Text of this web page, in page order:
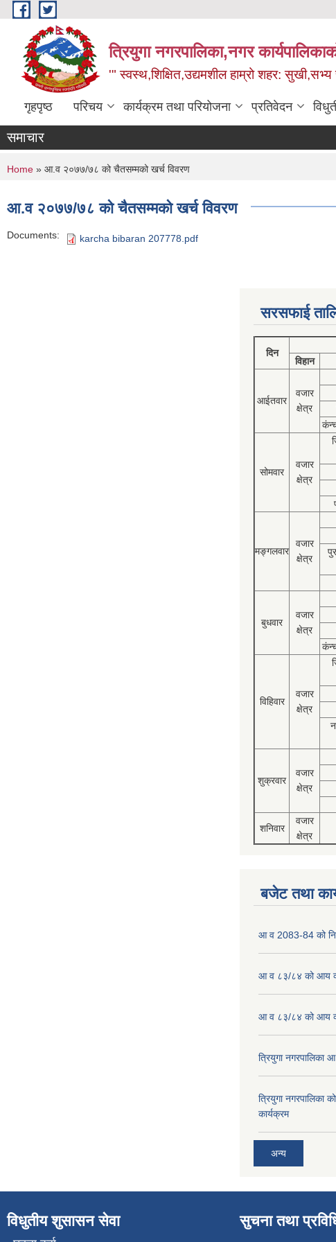
Skip to main content
त्रियुगा नगरपालिका,नगर
'" स्वस्थ,शिक्षित,उद्यमशील हाम्रो शहर:
गृहपृष्ठ परिचय कार्यक्रम तथा परियोजना प्रतिवेदन
समाचार
You are here
Home » आ.व २०७७/७८ को चैतसम्मको खर्च विवरण
आ.व २०७७/७८ को चैतसम्मको खर्च विवरण
Documents: karcha bibaran 207778.pdf
सरसफाई
दिन
विहान
आईतवार
वजार
क्षेत्र
सोमवार
वजार
क्षेत्र
मङ्गलवार
वजार
क्षेत्र
बुधवार
वजार
क्षेत्र
विहिवार
वजार
क्षेत्र
शुक्रवार
वजार
क्षेत्र
शनिवार
वजार
क्षेत्र
बजेट तथा
आ व 2083-84 को
आ व ८३/८४ को आय
आ व ८३/८४ को आय
त्रियुगा
त्रियुगा नगरपालिका
कार्यक्रम
अन्य
विधुतीय शुसासन सेवा सुचना तथा